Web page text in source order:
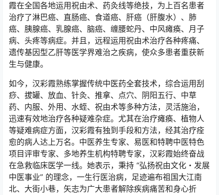
霞在全国各地运用祝由术、药灸线等绝技，为上百名患者
治疗了淋巴癌、直肠癌、食道癌、肝癌（肝腹水）、肺
癌、胰腺癌、乳腺癌、脑癌、缠腰蛇丹、中风瘫痪、月子
病、头疼等病症。并且，远程运用祝由术治疗各种疼痛、
遗传基因型乙肝等医学界难治之疾病，使众多患者重获新
生与健康。
如今，汉彩霞熟练掌握传统中医药全套技术，综合运用刮
痧、拔罐、放血、针灸、推拿、点穴、阴阳五行、中草
药、内服、外用、水蛭、祝由术等多种方法，灵活施治，
迅速有效地治疗各种疑难杂症。尤其在治疗瘫痪、植物人
等疑难病症方面，汉彩霞有独到手段和方法，经其治疗痊
愈的病人达上万名。中医养生专家、易医和特聘中医特色
项目评审专家、多地养生机构特聘专家，汉彩霞始终奋战
在急救临床医学一线。她表示，秉持 “弘扬祝由文化・发展
中医事业” 的理念，一生行医治病，足迹遍布祖国大江南
北、大街小巷，矢志为广大患者解除疾病痛苦和身心折